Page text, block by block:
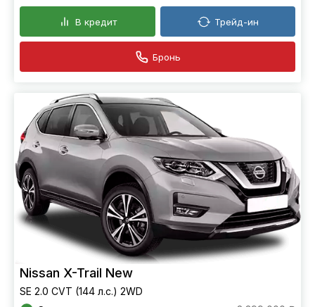
В кредит Трейд-ин
Бронь
Nissan X-Trail New
SE 2.0 CVT (144 л.с.) 2WD